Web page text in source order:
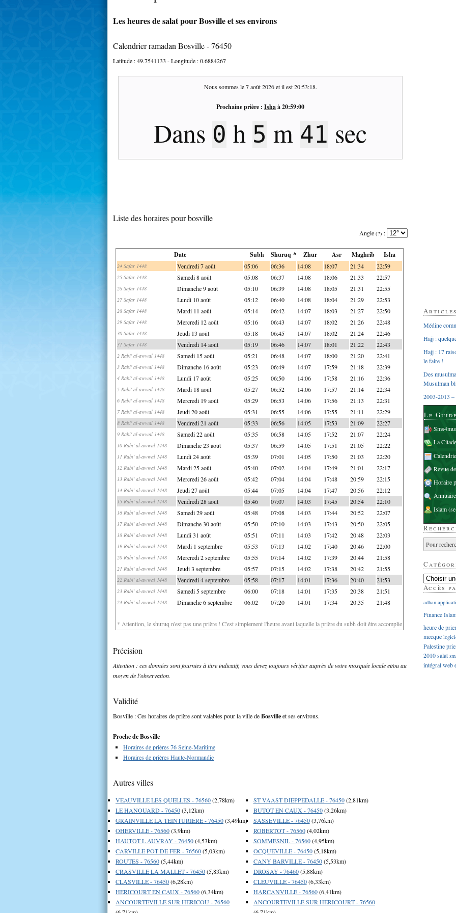
Les heures de salat pour Bosville et ses environs
Calendrier ramadan Bosville - 76450
Latitude :49.7541133 - Longitude :0.6884267
Nous sommes le7 août 2026et il est20:53:19.
Prochaine prière : Ishaà20:59:00
Dans 0 h 5 m 40 sec
Liste des horaires pour bosville
Angle (?) :
Date Subh Shuruq * Zhur Asr Maghrib Isha
24 Safar 1448 Vendredi 7 août 05:06 06:36 14:08 18:07 21:34 22:59
25 Safar 1448 Samedi 8 août 05:08 06:37 14:08 18:06 21:33 22:57
26 Safar 1448 Dimanche 9 août 05:10 06:39 14:08 18:05 21:31 22:55
27 Safar 1448 Lundi 10 août 05:12 06:40 14:08 18:04 21:29 22:53
28 Safar 1448 Mardi 11 août 05:14 06:42 14:07 18:03 21:27 22:50
29 Safar 1448 Mercredi 12 août 05:16 06:43 14:07 18:02 21:26 22:48
30 Safar 1448 Jeudi 13 août 05:18 06:45 14:07 18:02 21:24 22:46
31 Safar 1448 Vendredi 14 août 05:19 06:46 14:07 18:01 21:22 22:43
2 Rabi' al-awwal 1448 Samedi 15 août 05:21 06:48 14:07 18:00 21:20 22:41
3 Rabi' al-awwal 1448 Dimanche 16 août 05:23 06:49 14:07 17:59 21:18 22:39
4 Rabi' al-awwal 1448 Lundi 17 août 05:25 06:50 14:06 17:58 21:16 22:36
5 Rabi' al-awwal 1448 Mardi 18 août 05:27 06:52 14:06 17:57 21:14 22:34
6 Rabi' al-awwal 1448 Mercredi 19 août 05:29 06:53 14:06 17:56 21:13 22:31
7 Rabi' al-awwal 1448 Jeudi 20 août 05:31 06:55 14:06 17:55 21:11 22:29
8 Rabi' al-awwal 1448 Vendredi 21 août 05:33 06:56 14:05 17:53 21:09 22:27
9 Rabi' al-awwal 1448 Samedi 22 août 05:35 06:58 14:05 17:52 21:07 22:24
10 Rabi' al-awwal 1448 Dimanche 23 août 05:37 06:59 14:05 17:51 21:05 22:22
11 Rabi' al-awwal 1448 Lundi 24 août 05:39 07:01 14:05 17:50 21:03 22:20
12 Rabi' al-awwal 1448 Mardi 25 août 05:40 07:02 14:04 17:49 21:01 22:17
13 Rabi' al-awwal 1448 Mercredi 26 août 05:42 07:04 14:04 17:48 20:59 22:15
14 Rabi' al-awwal 1448 Jeudi 27 août 05:44 07:05 14:04 17:47 20:56 22:12
15 Rabi' al-awwal 1448 Vendredi 28 août 05:46 07:07 14:03 17:45 20:54 22:10
16 Rabi' al-awwal 1448 Samedi 29 août 05:48 07:08 14:03 17:44 20:52 22:07
17 Rabi' al-awwal 1448 Dimanche 30 août 05:50 07:10 14:03 17:43 20:50 22:05
18 Rabi' al-awwal 1448 Lundi 31 août 05:51 07:11 14:03 17:42 20:48 22:03
19 Rabi' al-awwal 1448 Mardi 1 septembre 05:53 07:13 14:02 17:40 20:46 22:00
20 Rabi' al-awwal 1448 Mercredi 2 septembre 05:55 07:14 14:02 17:39 20:44 21:58
21 Rabi' al-awwal 1448 Jeudi 3 septembre 05:57 07:15 14:02 17:38 20:42 21:55
22 Rabi' al-awwal 1448 Vendredi 4 septembre 05:58 07:17 14:01 17:36 20:40 21:53
23 Rabi' al-awwal 1448 Samedi 5 septembre 06:00 07:18 14:01 17:35 20:38 21:51
24 Rabi' al-awwal 1448 Dimanche 6 septembre 06:02 07:20 14:01 17:34 20:35 21:48
* Attention, le shuruq n'est pas une prière ! C'est simplement l'heure avant laquelle la prière du subh doit être accomplie
Précision
Attention : ces données sont fournies à titre indicatif, vous devez toujours vérifier auprès de votre mosquée locale et/ou au
moyen de l'observation.
Validité
Bosville : Ces horaires de prière sont valables pour la ville deBosvilleet ses environs.
Proche de Bosville
Horaires de prières 76 Seine-Maritime
Horaires de prières Haute-Normandie
Autres villes
VEAUVILLE LES QUELLES - 76560(2,78km)
LE HANOUARD - 76450(3,12km)
GRAINVILLE LA TEINTURIERE - 76450(3,49km)
OHERVILLE - 76560(3,9km)
HAUTOT L AUVRAY - 76450(4,53km)
CARVILLE POT DE FER - 76560(5,03km)
ROUTES - 76560(5,44km)
CRASVILLE LA MALLET - 76450(5,83km)
CLASVILLE - 76450(6,28km)
HERICOURT EN CAUX - 76560(6,34km)
ANCOURTEVILLE SUR HERICOU - 76560
ST VAAST DIEPPEDALLE - 76450(2,81km)
BUTOT EN CAUX - 76450(3,26km)
SASSEVILLE - 76450(3,76km)
ROBERTOT - 76560(4,02km)
SOMMESNIL - 76560(4,95km)
OCQUEVILLE - 76450(5,18km)
CANY BARVILLE - 76450(5,53km)
DROSAY - 76460(5,88km)
CLEUVILLE - 76450(6,33km)
HARCANVILLE - 76560(6,41km)
ANCOURTEVILLE SUR HERICOURT - 76560
Médine
Hajj :
Hajj : 17
le faire !
Des
Musulman
2003-2013 –
Le
La
Revue
Horaire
Islam
Accès
adhan
Finance
heure de
mecque
Palestine
2010salat
intégralweb